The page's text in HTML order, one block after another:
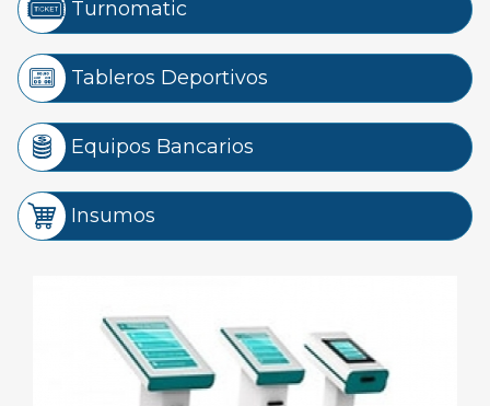
Turnomatic
Tableros Deportivos
Equipos Bancarios
Insumos